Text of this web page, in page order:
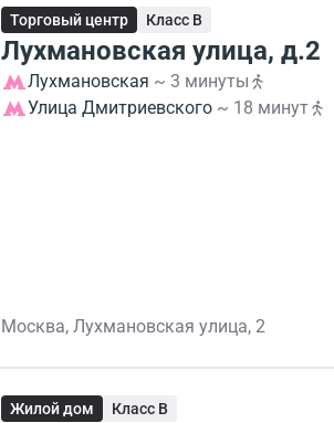
Торговый центр Класс B
Лухмановская улица, д.2
Лухмановская ~ 3 минуты
Улица Дмитриевского ~ 18 минут
Москва, Лухмановская улица, 2
Жилой дом Класс B